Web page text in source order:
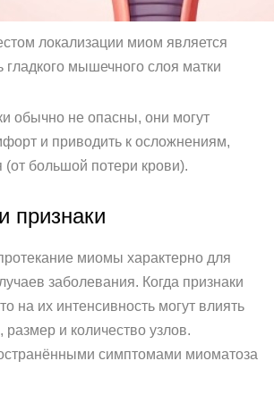
локализации миом является
гладкого мышечного слоя матки
обычно не опасны, они могут
и приводить к осложнениям,
(от большой потери крови).
признаки
миомы характерно для
заболевания. Когда признаки
на их интенсивность могут влиять
и количество узлов.
симптомами миоматоза